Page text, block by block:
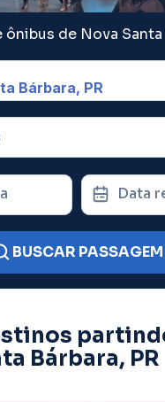
ônibus de Nova Santa
Data
BUSCAR PASSAGEM
Bárbara, PR